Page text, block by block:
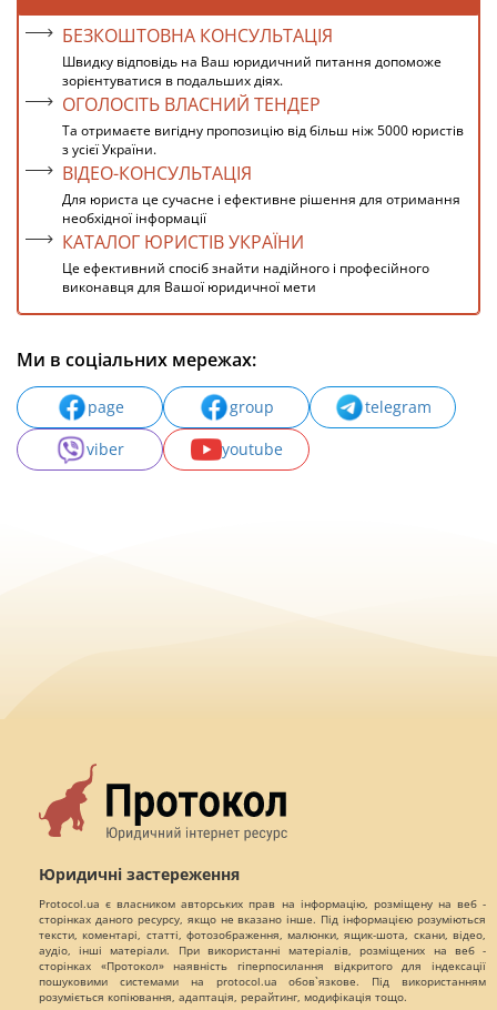
БЕЗКОШТОВНА КОНСУЛЬТАЦІЯ
Швидку відповідь на Ваш юридичний питання допоможе
зорієнтуватися в подальших діях.
ОГОЛОСІТЬ ВЛАСНИЙ ТЕНДЕР
Та отримаєте вигідну пропозицію від більш ніж 5000 юристів
з усієї України.
ВІДЕО-КОНСУЛЬТАЦІЯ
Для юриста це сучасне і ефективне рішення для отримання
необхідної інформації
КАТАЛОГ ЮРИСТІВ УКРАЇНИ
Це ефективний спосіб знайти надійного і професійного
виконавця для Вашої юридичної мети
Ми в соціальних мережах:
page group
telegram
viber
youtube
Юридичні застереження
Protocol.ua є власником авторських прав на інформацію, розміщену на веб -
сторінках даного ресурсу, якщо не вказано інше. Під інформацією розуміються
тексти, коментарі, статті, фотозображення, малюнки, ящик-шота, скани, відео,
аудіо, інші матеріали. При використанні матеріалів, розміщених на веб -
сторінках «Протокол» наявність гіперпосилання відкритого для індексації
пошуковими системами на protocol.ua обов`язкове. Під використанням
розуміється копіювання, адаптація, рерайтинг, модифікація тощо.